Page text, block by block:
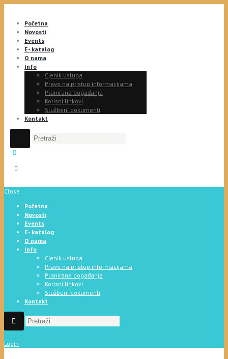
Početna
Novosti
Events
E- katalog
O nama
Info
Cjenik usluga
Pravo na pristup informacijama
Planirana događanja
Korisni linkovi
Službeni dokumenti
Kontakt
Close
Početna
Novosti
Events
E- katalog
O nama
Info
Cjenik usluga
Pravo na pristup informacijama
Planirana događanja
Korisni linkovi
Službeni dokumenti
Kontakt
Login